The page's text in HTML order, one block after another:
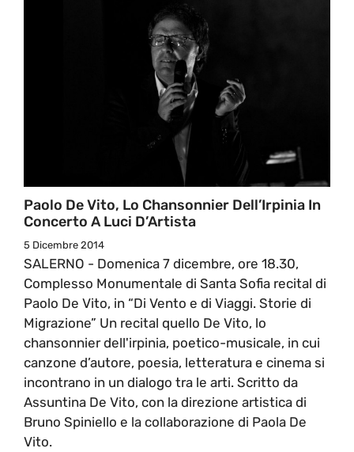
Paolo De Vito, Lo Chansonnier Dell’Irpinia In
Concerto A Luci D’Artista
5 Dicembre 2014
SALERNO - Domenica 7 dicembre, ore 18.30,
Complesso Monumentale di Santa Sofia recital di
Paolo De Vito, in “Di Vento e di Viaggi. Storie di
Migrazione” Un recital quello De Vito, lo
chansonnier dell'irpinia, poetico-musicale, in cui
canzone d’autore, poesia, letteratura e cinema si
incontrano in un dialogo tra le arti. Scritto da
Assuntina De Vito, con la direzione artistica di
Bruno Spiniello e la collaborazione di Paola De
Vito.